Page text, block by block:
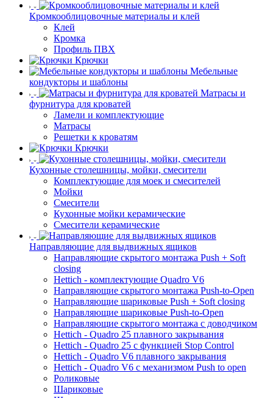
Кромкооблицовочные материалы и клей
Клей
Кромка
Профиль ПВХ
Крючки
Мебельные
кондукторы и шаблоны
Матрасы и
фурнитура для кроватей
Ламели и комплектующие
Матрасы
Решетки к кроватям
Крючки
Кухонные столешницы, мойки, смесители
Комплектующие для моек и смесителей
Мойки
Смесители
Кухонные мойки керамические
Смесители керамические
Направляющие для выдвижных ящиков
Направляющие скрытого монтажа Push + Soft
closing
Hettich - комплектующие Quadro V6
Направляющие скрытого монтажа Push-to-Open
Направляющие шариковые Push + Soft closing
Направляющие шариковые Push-to-Open
Направляющие скрытого монтажа с доводчиком
Hettich - Quadro 25 плавного закрывания
Hettich - Quadro 25 с функцией Stop Control
Hettich - Quadro V6 плавного закрывания
Hettich - Quadro V6 с механизмом Push to open
Роликовые
Шариковые